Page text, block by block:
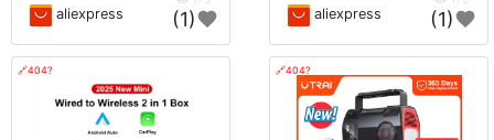
aliexpress (1) aliexpress (1)
🔗404? 🔗404?